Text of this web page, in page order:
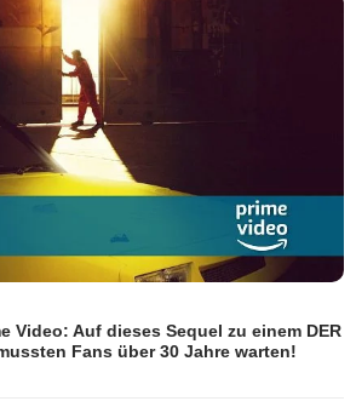
Video: Auf dieses Sequel zu einem DER
Fans über 30 Jahre warten!